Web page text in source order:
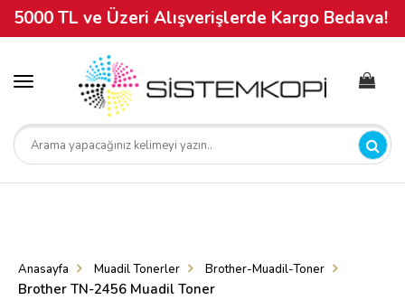
5000 TL ve Üzeri Alışverişlerde Kargo Bedava!
Toggle
navigation
Anasayfa Muadil Tonerler Brother-Muadil-Toner
Brother TN-2456 Muadil Toner